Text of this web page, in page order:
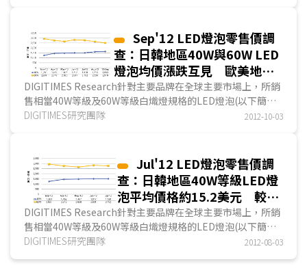
Sep'12 LED燈泡零售價調
查：日韓地區40W與60W LED
燈泡均價漲跌互見 歐美地區9
月價差5~17美元
DIGITIMES Research針對主要品牌在全球主要市場上，所銷
售相當40W等級及60W等級白熾燈規格的LED燈泡(以下簡稱
40W或60W等級LED燈泡)價格進行調查，以瞭解目前全球
DIGITIMES研究團隊 2012-10-03
Jul'12 LED燈泡零售價調
查：日韓地區40W等級LED燈
泡平均價格約15.2美元 較歐
美地區低約7.7美元
DIGITIMES Research針對主要品牌在全球主要市場上，所銷
售相當40W等級及60W等級白熾燈規格的LED燈泡(以下簡稱
40W或60W等級LED燈泡)價格...
DIGITIMES研究團隊 2012-08-03